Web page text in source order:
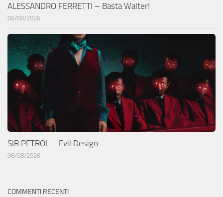
ALESSANDRO FERRETTI – Basta Walter!
06/08/2026
SIR PETROL – Evil Design
06/08/2026
COMMENTI RECENTI